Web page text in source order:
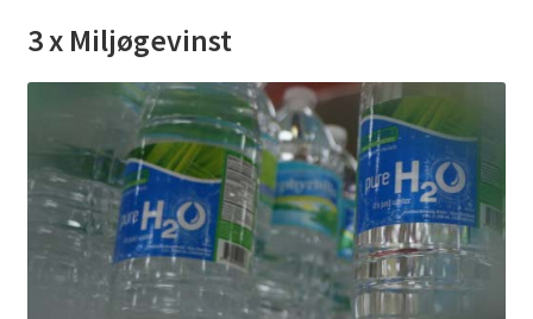
3 x Miljøgevinst